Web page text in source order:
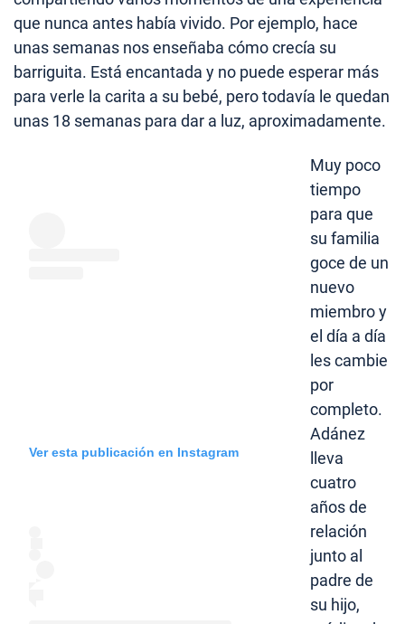
que nunca antes había vivido. Por ejemplo, hace
unas semanas nos enseñaba cómo crecía su
barriguita. Está encantada y no puede esperar más
para verle la carita a su bebé, pero todavía le quedan
unas 18 semanas para dar a luz, aproximadamente.
Ver esta publicación en Instagram
Muy poco
tiempo
para que
su familia
goce de un
nuevo
miembro y
el día a día
les cambie
por
completo.
Adánez
lleva
cuatro
años de
relación
junto al
padre de
su hijo,